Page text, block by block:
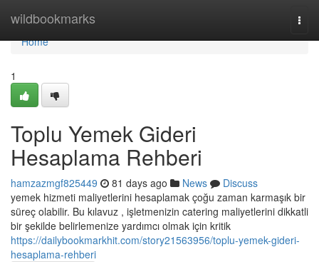
wildbookmarks
Home
Home
1
Toplu Yemek Gideri
Hesaplama Rehberi
hamzazmgf825449 81 days ago News
Discuss
yemek hizmeti maliyetlerini hesaplamak çoğu zaman karmaşık bir
süreç olabilir. Bu kılavuz , işletmenizin catering maliyetlerini dikkatli
bir şekilde belirlemenize yardımcı olmak için kritik
https://dailybookmarkhit.com/story21563956/toplu-yemek-gideri-
hesaplama-rehberi